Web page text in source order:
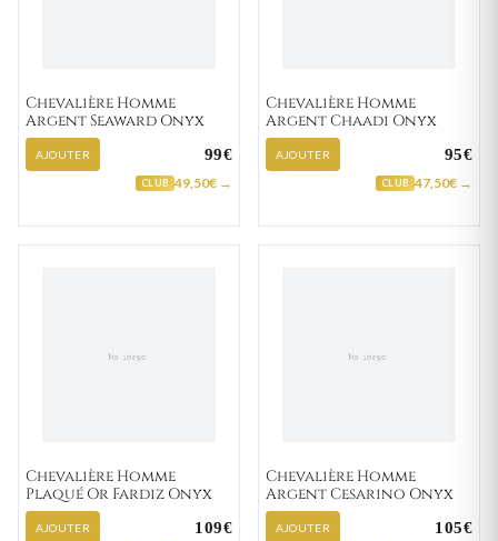
Chevalière Homme
Argent Seaward Onyx
AJOUTER 99€
CLUB 49,50€ →
Chevalière Homme
Argent Chaadi Onyx
AJOUTER 95€
CLUB 47,50€ →
Chevalière Homme
Plaqué Or Fardiz Onyx
AJOUTER 109€
Chevalière Homme
Argent Cesarino Onyx
AJOUTER 105€